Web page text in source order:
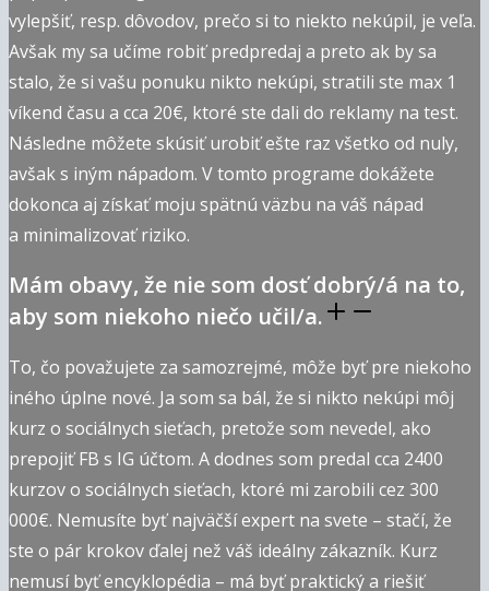
vylepšiť, resp. dôvodov, prečo si to niekto nekúpil, je veľa.
Avšak my sa učíme robiť predpredaj a preto ak by sa
stalo, že si vašu ponuku nikto nekúpi, stratili ste max 1
víkend času a cca 20€, ktoré ste dali do reklamy na test.
Následne môžete skúsiť urobiť ešte raz všetko od nuly,
avšak s iným nápadom. V tomto programe dokážete
dokonca aj získať moju spätnú väzbu na váš nápad
a minimalizovať riziko.
Mám obavy, že nie som dosť dobrý/á na to,
aby som niekoho niečo učil/a.
To, čo považujete za samozrejmé, môže byť pre niekoho
iného úplne nové. Ja som sa bál, že si nikto nekúpi môj
kurz o sociálnych sieťach, pretože som nevedel, ako
prepojiť FB s IG účtom. A dodnes som predal cca 2400
kurzov o sociálnych sieťach, ktoré mi zarobili cez 300
000€. Nemusíte byť najväčší expert na svete – stačí, že
ste o pár krokov ďalej než váš ideálny zákazník. Kurz
nemusí byť encyklopédia – má byť praktický a riešiť